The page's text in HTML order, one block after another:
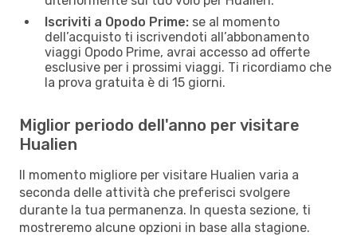
Iscriviti a Opodo Prime: se al momento
dell’acquisto ti iscrivendoti all’abbonamento
viaggi Opodo Prime, avrai accesso ad offerte
esclusive per i prossimi viaggi. Ti ricordiamo che
la prova gratuita è di 15 giorni.
Miglior periodo dell'anno per visitare
Hualien
Il momento migliore per visitare Hualien varia a
seconda delle attività che preferisci svolgere
durante la tua permanenza. In questa sezione, ti
mostreremo alcune opzioni in base alla stagione.